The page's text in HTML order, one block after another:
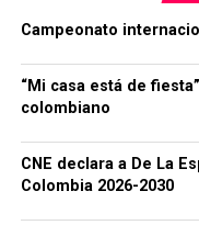
Campeonato
“Mi casa está de
colombiano
CNE declara a De La
Colombia 2026-2030